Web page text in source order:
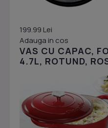
199.99 Lei
Adauga in cos
VAS CU CAPAC,
4.7L, ROTUND,